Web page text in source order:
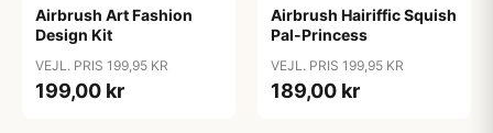
Airbrush Art Fashion
Design Kit
VEJL. PRIS 199,95 KR
199,00 kr
Airbrush Hairiffic Squish
Pal-Princess
VEJL. PRIS 199,95 KR
189,00 kr